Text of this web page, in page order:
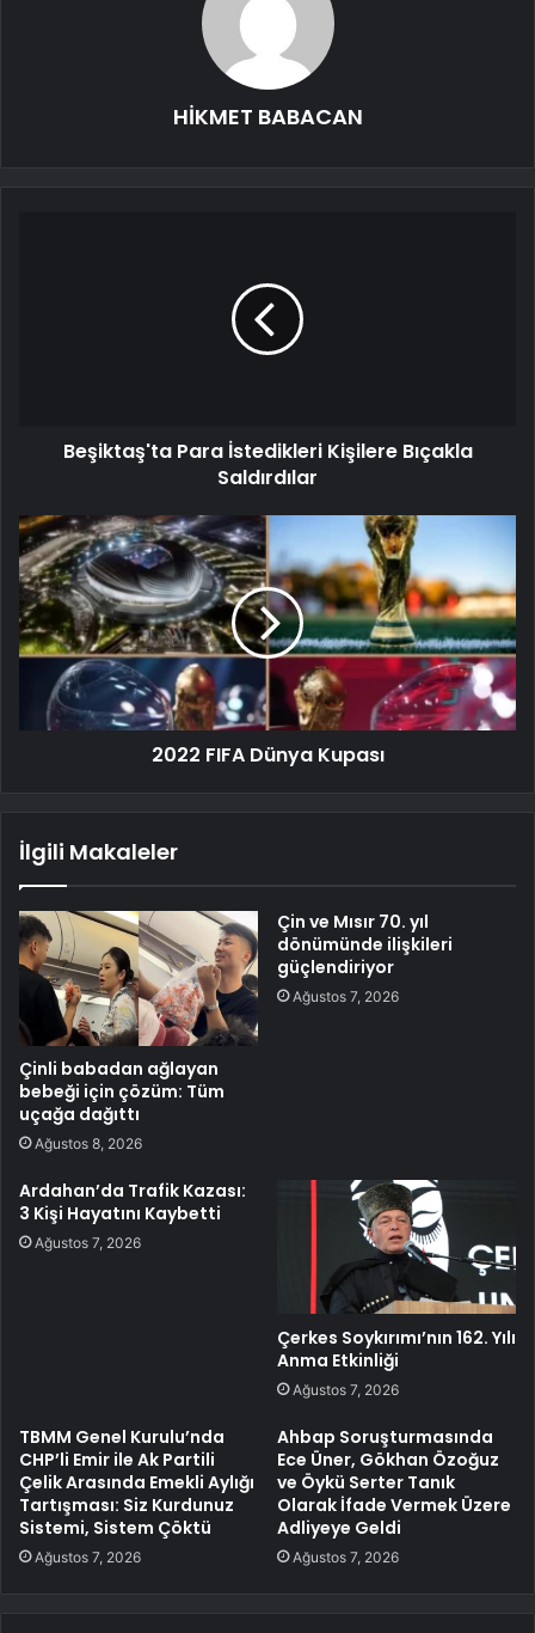
HİKMET BABACAN
Beşiktaş'ta Para İstedikleri Kişilere Bıçakla
Saldırdılar
2022 FIFA Dünya Kupası
İlgili Makaleler
Çinli babadan ağlayan
bebeği için çözüm: Tüm
uçağa dağıttı
Ağustos 8, 2026
Çin ve Mısır 70. yıl
dönümünde ilişkileri
güçlendiriyor
Ağustos 7, 2026
Ardahan’da Trafik Kazası:
3 Kişi Hayatını Kaybetti
Ağustos 7, 2026
Çerkes Soykırımı’nın 162. Yılı
Anma Etkinliği
Ağustos 7, 2026
TBMM Genel Kurulu’nda
CHP’li Emir ile Ak Partili
Çelik Arasında Emekli Aylığı
Tartışması: Siz Kurdunuz
Sistemi, Sistem Çöktü
Ağustos 7, 2026
Ahbap Soruşturmasında
Ece Üner, Gökhan Özoğuz
ve Öykü Serter Tanık
Olarak İfade Vermek Üzere
Adliyeye Geldi
Ağustos 7, 2026